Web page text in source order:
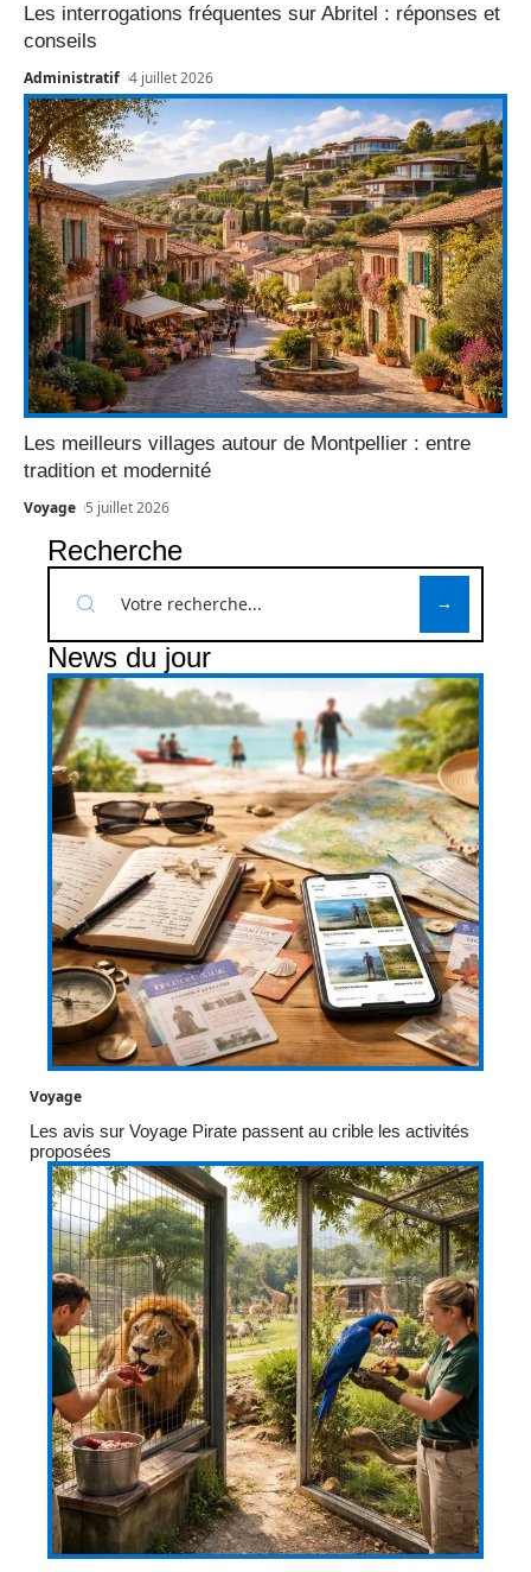
Les interrogations fréquentes sur Abritel : réponses et
conseils
Administratif 4 juillet 2026
Les meilleurs villages autour de Montpellier : entre
tradition et modernité
Voyage 5 juillet 2026
Recherche
News du jour
Voyage
Les avis sur Voyage Pirate passent au crible les activités
proposées